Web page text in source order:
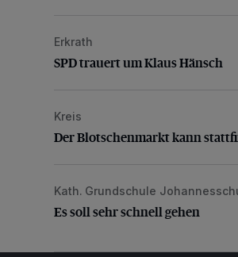
SPD trauert um Klaus Hänsch
Erkrath
SPD trauert um Klaus Hänsch
Der Blotschenmarkt kann
Kreis
Der Blotschenmarkt kann
Es soll sehr schnell gehen
Kath. Grundschule
Es soll sehr schnell gehen